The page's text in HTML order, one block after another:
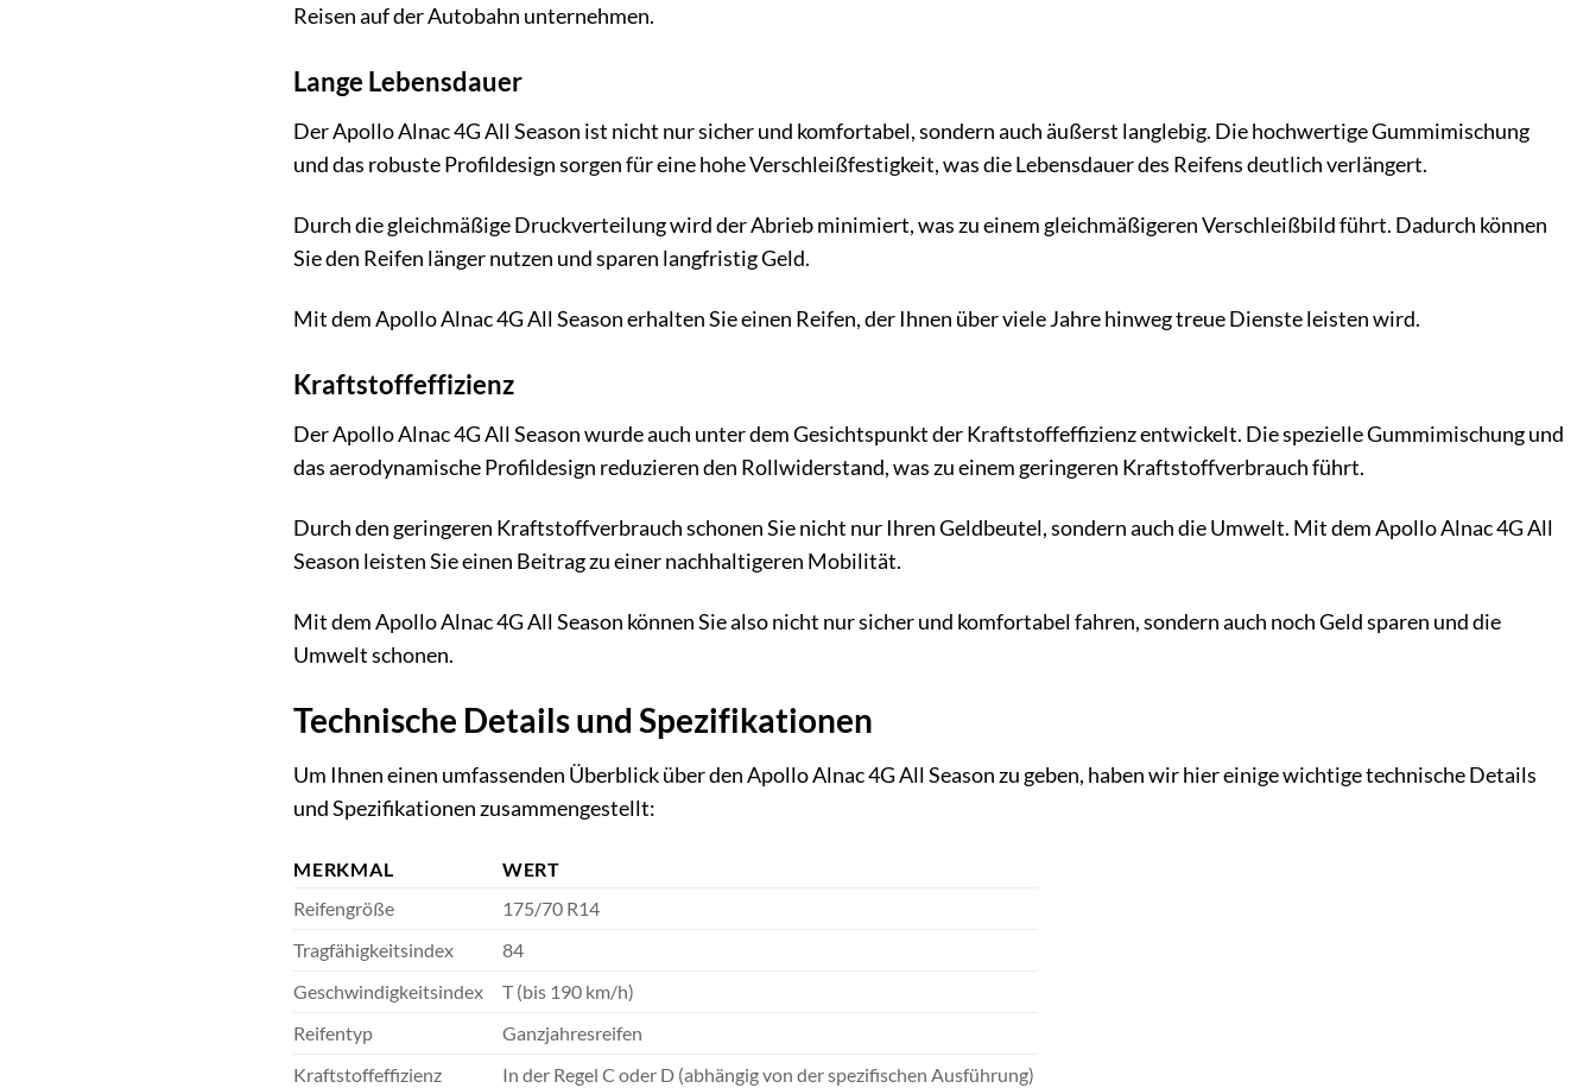
Reisen auf der Autobahn unternehmen.
Lange Lebensdauer
Der Apollo Alnac 4G All Season ist nicht nur sicher und komfortabel, sondern auch äußerst langlebig. Die hochwertige Gummimischung
und das robuste Profildesign sorgen für eine hohe Verschleißfestigkeit, was die Lebensdauer des Reifens deutlich verlängert.
Durch die gleichmäßige Druckverteilung wird der Abrieb minimiert, was zu einem gleichmäßigeren Verschleißbild führt. Dadurch können
Sie den Reifen länger nutzen und sparen langfristig Geld.
Mit dem Apollo Alnac 4G All Season erhalten Sie einen Reifen, der Ihnen über viele Jahre hinweg treue Dienste leisten wird.
Kraftstoffeffizienz
Der Apollo Alnac 4G All Season wurde auch unter dem Gesichtspunkt der Kraftstoffeffizienz entwickelt. Die spezielle Gummimischung und
das aerodynamische Profildesign reduzieren den Rollwiderstand, was zu einem geringeren Kraftstoffverbrauch führt.
Durch den geringeren Kraftstoffverbrauch schonen Sie nicht nur Ihren Geldbeutel, sondern auch die Umwelt. Mit dem Apollo Alnac 4G All
Season leisten Sie einen Beitrag zu einer nachhaltigeren Mobilität.
Mit dem Apollo Alnac 4G All Season können Sie also nicht nur sicher und komfortabel fahren, sondern auch noch Geld sparen und die
Umwelt schonen.
Technische Details und Spezifikationen
Um Ihnen einen umfassenden Überblick über den Apollo Alnac 4G All Season zu geben, haben wir hier einige wichtige technische Details
und Spezifikationen zusammengestellt:
MERKMAL
WERT
Reifengröße
175/70 R14
Tragfähigkeitsindex
84
Geschwindigkeitsindex
T (bis 190 km/h)
Reifentyp
Ganzjahresreifen
Kraftstoffeffizienz
In der Regel C oder D (abhängig von der spezifischen Ausführung)